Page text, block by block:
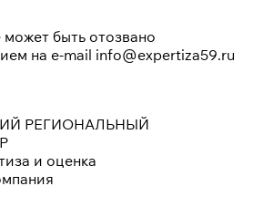
быть отозвано
на e-mail info@expertiza59.ru
РЕГИОНАЛЬНЫЙ
и оценка